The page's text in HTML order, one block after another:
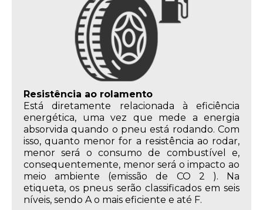
Resistência ao rolamento
Está diretamente relacionada à eficiência
energética, uma vez que mede a energia
absorvida quando o pneu está rodando. Com
isso, quanto menor for a resistência ao rodar,
menor será o consumo de combustível e,
consequentemente, menor será o impacto ao
meio ambiente (emissão de CO 2 ). Na
etiqueta, os pneus serão classificados em seis
níveis, sendo A o mais eficiente e até F.